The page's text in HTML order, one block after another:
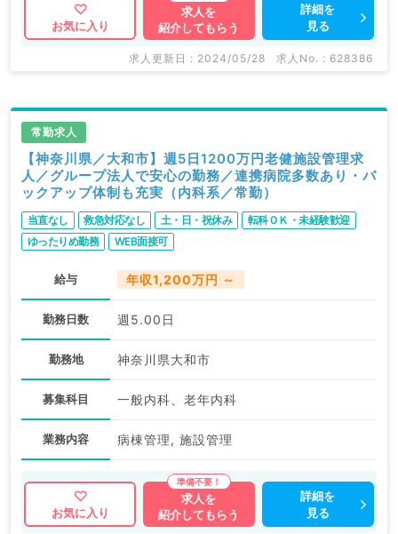
マイナビDOCTORでは病院やクリニックなどの医療機
関求人はもちろんのこと、
掲載情報以外にも産業医等の企業系求人も多数扱ってい
求人内容の詳細等はお気軽にお問合せ下さい。
お気に入り
求人を
紹介してもらう
詳細を
見る
求人更新日 : 2024/05/28 求人No. : 628386
常勤求人
【神奈川県／大和市】週5日1200万円老健施設管理求
人／グループ法人で安心の勤務／連携病院多数あり・バ
ックアップ体制も充実（内科系／常勤）
当直なし 救急対応なし 土・日・祝休み
転科ＯＫ・未経験歓迎
ゆったりめ勤務
WEB面接可
給与 年収1,200万円 ～
勤務日数 週5.00日
勤務地 神奈川県大和市
募集科目 一般内科、老年内科
業務内容 病棟管理, 施設管理
お気に入り
求人を
紹介してもらう
詳細を
見る